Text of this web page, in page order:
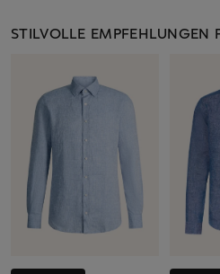
STILVOLLE EMPFEHLUNGEN